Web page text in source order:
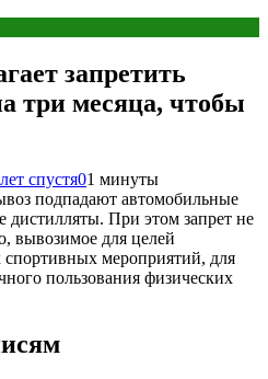
запретить
три месяца, чтобы
спустя01 минуты
подпадают автомобильные
дистилляты. При этом запрет не
вывозимое для целей
мероприятий, для
пользования физических